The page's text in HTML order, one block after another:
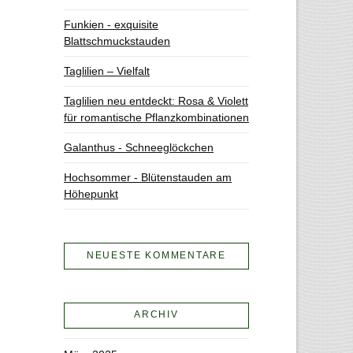
Funkien - exquisite
Blattschmuckstauden
Taglilien – Vielfalt
Taglilien neu entdeckt: Rosa & Violett
für romantische Pflanzkombinationen
Galanthus - Schneeglöckchen
Hochsommer - Blütenstauden am
Höhepunkt
NEUESTE KOMMENTARE
ARCHIV